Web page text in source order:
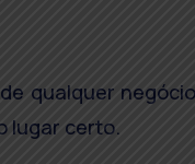
qualquer
lugar certo.